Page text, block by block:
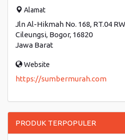
Alamat
Jln Al-Hikmah No. 168, RT.04
Cileungsi, Bogor, 16820
Jawa Barat
Website
https://sumbermurah.com
PRODUK TERPOPULER